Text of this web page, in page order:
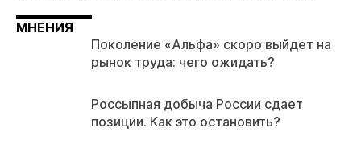
МНЕНИЯ
Поколение «Альфа» скоро выйдет на
рынок труда: чего ожидать?
Россыпная добыча России сдает
позиции. Как это остановить?